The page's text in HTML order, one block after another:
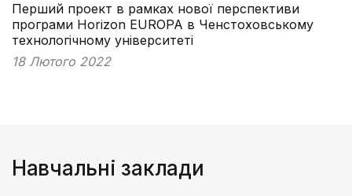
Перший проект в рамках нової перспективи
програми Horizon EUROPA в Ченстоховському
технологічному університеті
18 Лютого 2022
Навчальні заклади